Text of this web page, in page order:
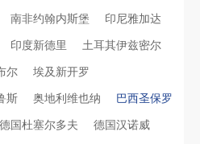
南非约翰内斯堡 印尼雅加达
印度新德里 土耳其伊兹密尔
尔 埃及新开罗
斯 奥地利维也纳 巴西圣保罗
德国杜塞尔多夫 德国汉诺威